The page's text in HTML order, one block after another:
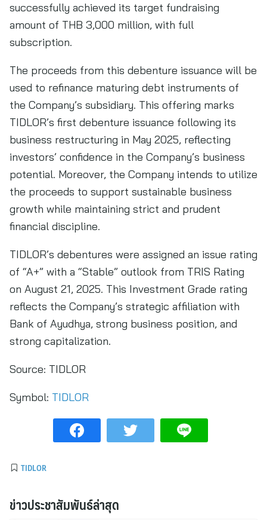
successfully achieved its target fundraising
amount of THB 3,000 million, with full
subscription.
The proceeds from this debenture issuance will be
used to refinance maturing debt instruments of
the Company’s subsidiary. This offering marks
TIDLOR’s first debenture issuance following its
business restructuring in May 2025, reflecting
investors’ confidence in the Company’s business
potential. Moreover, the Company intends to utilize
the proceeds to support sustainable business
growth while maintaining strict and prudent
financial discipline.
TIDLOR’s debentures were assigned an issue rating
of “A+” with a “Stable” outlook from TRIS Rating
on August 21, 2025. This Investment Grade rating
reflects the Company’s strategic affiliation with
Bank of Ayudhya, strong business position, and
strong capitalization.
Source: TIDLOR
Symbol: TIDLOR
TIDLOR
ข่าวประชาสัมพันธ์ล่าสุด